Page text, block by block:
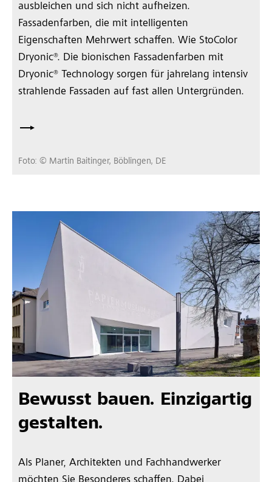
ausbleichen und sich nicht aufheizen.
Fassadenfarben, die mit intelligenten
Eigenschaften Mehrwert schaffen. Wie StoColor
Dryonic®. Die bionischen Fassadenfarben mit
Dryonic® Technology sorgen für jahrelang intensiv
strahlende Fassaden auf fast allen Untergründen.
Foto: © Martin Baitinger, Böblingen, DE
Bewusst bauen. Einzigartig
gestalten.
Als Planer, Architekten und Fachhandwerker